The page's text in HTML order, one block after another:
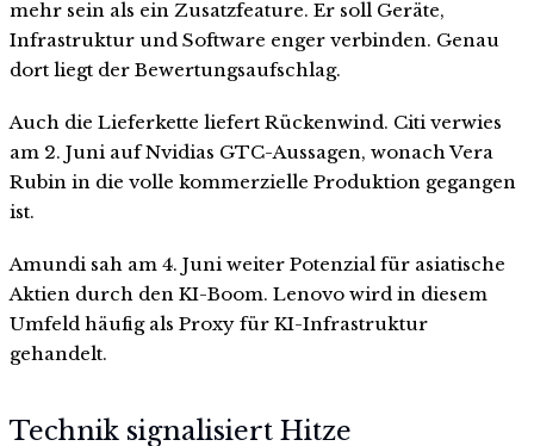
mehr sein als ein Zusatzfeature. Er soll Geräte,
Infrastruktur und Software enger verbinden. Genau
dort liegt der Bewertungsaufschlag.
Auch die Lieferkette liefert Rückenwind. Citi verwies
am 2. Juni auf Nvidias GTC-Aussagen, wonach Vera
Rubin in die volle kommerzielle Produktion gegangen
ist.
Amundi sah am 4. Juni weiter Potenzial für asiatische
Aktien durch den KI-Boom. Lenovo wird in diesem
Umfeld häufig als Proxy für KI-Infrastruktur
gehandelt.
Technik signalisiert Hitze